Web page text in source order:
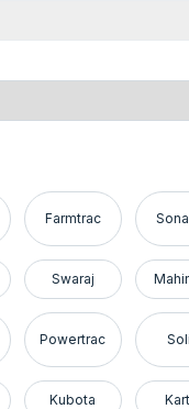
Farmtrac
Swaraj
Powertrac
Kubota